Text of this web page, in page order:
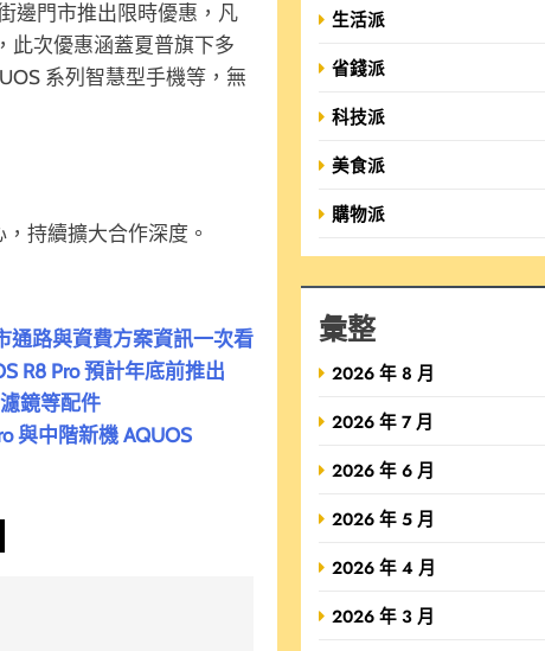
邊門市推出限時優惠，凡
此次優惠涵蓋夏普旗下多
系列智慧型手機等，無
持續擴大合作深度。
通路與資費方案資訊一次看
R8 Pro 預計年底前推出
鏡等配件
與中階新機 AQUOS
生活派
省錢派
科技派
美食派
購物派
彙整
2026 年 8 月
2026 年 7 月
2026 年 6 月
2026 年 5 月
2026 年 4 月
2026 年 3 月